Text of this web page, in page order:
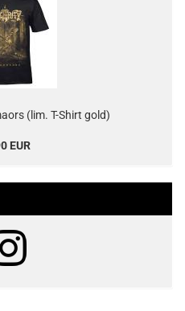
(lim. T-Shirt gold)
EUR